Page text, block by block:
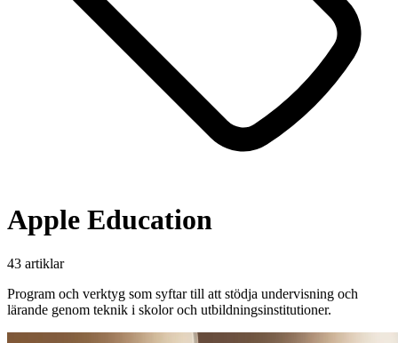
Apple Education
43 artiklar
Program och verktyg som syftar till att stödja undervisning och
lärande genom teknik i skolor och utbildningsinstitutioner.